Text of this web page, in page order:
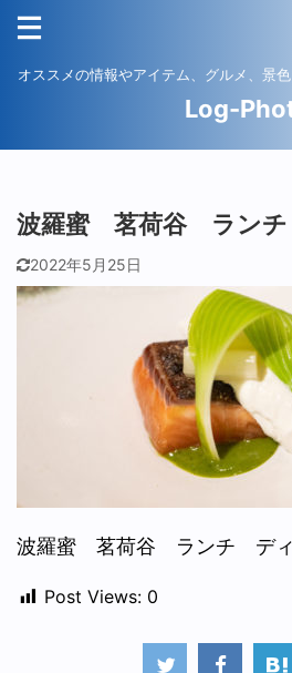
オススメの情報やアイテム、グルメ、景
Log-
波羅蜜 茗荷谷 ラン
2022年5月25日
波羅蜜 茗荷谷 ランチ デ
Post Views: 0